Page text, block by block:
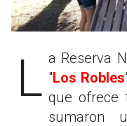
La Reserva Natural Municipal de Moreno "Los Robles
que ofrece
sumaron